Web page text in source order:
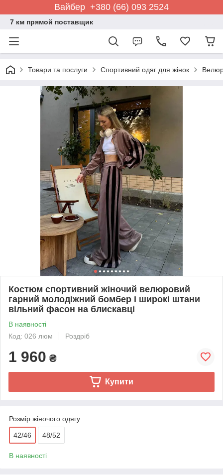
Вайбер +380 (66) 093 2524
7 км прямой поставщик
Товари та послуги Спортивний одяг для жінок
Костюм спортивний жіночий велюровий
гарний молодіжний бомбер і широкі штани
вільний фасон на блискавці
В наявності
Код: 026 люм
Роздріб
1 960 ₴
Купити
Розмір жіночого одягу
42/46 48/52
В наявності